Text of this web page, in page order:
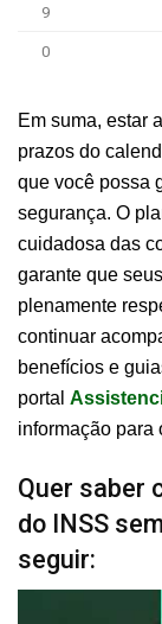
9
0
Em suma, estar
prazos do
que você possa
segurança. O
cuidadosa das
garante que
plenamente
continuar
benefícios e
portal
informação para
Quer saber
do INSS
seguir: